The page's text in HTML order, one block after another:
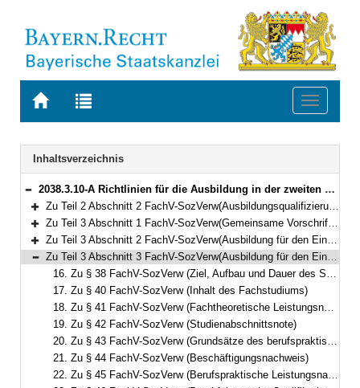
Zur
BAYERN.RECHT
Zur
letzten
Suche
Toggle
Navigation
Inhaltsverzeichnis
Bereich reduzieren
2038.3.10-A Richtlinien für die Ausbildung in der zweiten und dritten Qualifikationsebene der Fachlaufbahn Verwaltung und Finanzen, Fachlicher Schwerpunkt Sozialverwaltung (ARSozVerw) Bekanntmachung des Bayerischen Staatsministeriums für Familie, Arbeit und Soziales vom 25. September 2024, Az. A5/0601-1/11 (BayMBl. Nr. 494 )
Bereich erweitern
Zu Teil 2 Abschnitt 2 FachV-SozVerw(Ausbildungsqualifizierung für die Ämter ab der dritten Qualifikationsebene)
Bereich erweitern
Zu Teil 3 Abschnitt 1 FachV-SozVerw(Gemeinsame Vorschriften)
Bereich erweitern
Zu Teil 3 Abschnitt 2 FachV-SozVerw(Ausbildung für den Einstieg in der zweiten Qualifikationsebene)
Bereich reduzieren
Zu Teil 3 Abschnitt 3 FachV-SozVerw(Ausbildung für den Einstieg in der dritten Qualifikationsebene)
16. Zu § 38 FachV-SozVerw (Ziel, Aufbau und Dauer des Studiums)
17. Zu § 40 FachV-SozVerw (Inhalt des Fachstudiums)
18. Zu § 41 FachV-SozVerw (Fachtheoretische Leistungsnachweise)
19. Zu § 42 FachV-SozVerw (Studienabschnittsnote)
20. Zu § 43 FachV-SozVerw (Grundsätze des berufspraktischen Studiums)
21. Zu § 44 FachV-SozVerw (Beschäftigungsnachweis)
22. Zu § 45 FachV-SozVerw (Berufspraktische Leistungsnachweise)